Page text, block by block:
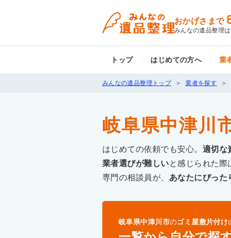
おかげさまで
みんなの遺品整理
トップ はじめての方へ 業
みんなの遺品整理トップ 業者を探す
岐阜県中津川
はじめての依頼でも安心。 適切な
業者選びが難しいと感じられた際
専門の相談員が、 あなたにぴった
岐阜県中津川市のゴミ屋敷片付け